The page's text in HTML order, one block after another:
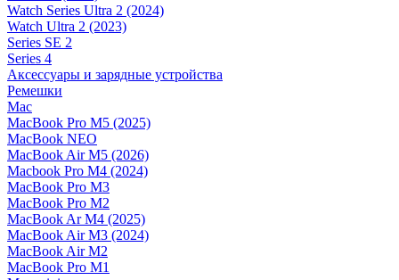
Watch Series Ultra 2 (2024)
Watch Ultra 2 (2023)
Series SE 2
Series 4
Аксессуары и зарядные устройства
Ремешки
Mac
MacBook Pro M5 (2025)
MacBook NEO
MacBook Air M5 (2026)
Macbook Pro M4 (2024)
MacBook Pro M3
MacBook Pro M2
MacBook Ar M4 (2025)
MacBook Air M3 (2024)
MacBook Air M2
MacBook Pro M1